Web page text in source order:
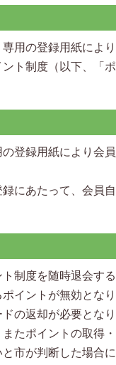
用の登録用紙によ
ト制度（以下、「
登録用紙により会
にあたって、会員
制度を随時退会する
イントが無効となり
の返却が必要となり
たポイントの取得
市が判断した場合